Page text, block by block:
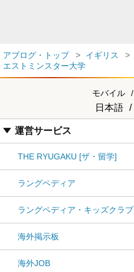
アブログ・トップ イギリス
エストミンスター大学
モバイル /
日本語 /
運営サービス
THE RYUGAKU [ザ・留学]
ラングペディア
ラングペディア・キッズクラブ
海外掲示板
海外JOB